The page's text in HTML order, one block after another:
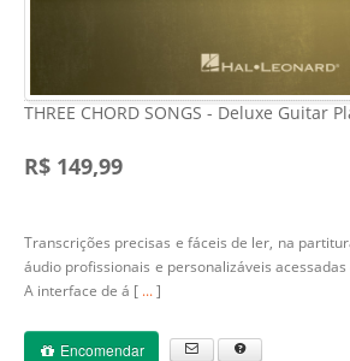
THREE CHORD SONGS - Deluxe Guitar
R$ 149,99
Transcrições precisas e fáceis de ler, na
áudio profissionais e personalizáveis
A interface de á [ ...]
Encomendar